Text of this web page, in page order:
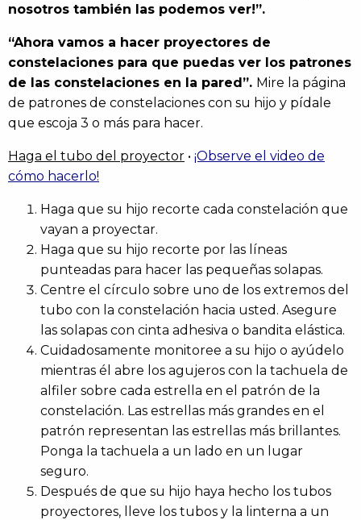
nosotros también las podemos ver!”.
“Ahora vamos a hacer proyectores de
constelaciones para que puedas ver los patrones
de las constelaciones en la pared”. Mire la página
de patrones de constelaciones con su hijo y pídale
que escoja 3 o más para hacer.
Haga el tubo del proyector • ¡Observe el video de
cómo hacerlo!
Haga que su hijo recorte cada constelación que
vayan a proyectar.
Haga que su hijo recorte por las líneas
punteadas para hacer las pequeñas solapas.
Centre el círculo sobre uno de los extremos del
tubo con la constelación hacia usted. Asegure
las solapas con cinta adhesiva o bandita elástica.
Cuidadosamente monitoree a su hijo o ayúdelo
mientras él abre los agujeros con la tachuela de
alfiler sobre cada estrella en el patrón de la
constelación. Las estrellas más grandes en el
patrón representan las estrellas más brillantes.
Ponga la tachuela a un lado en un lugar
seguro.
Después de que su hijo haya hecho los tubos
proyectores, lleve los tubos y la linterna a un